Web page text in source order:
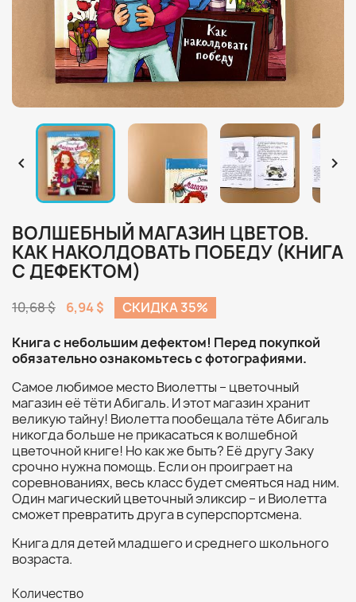
 
ВОЛШЕБНЫЙ МАГАЗИН ЦВЕТОВ.
КАК НАКОЛДОВАТЬ ПОБЕДУ (КНИГА
С ДЕФЕКТОМ)
10,68 $ 6,94 $
СКИДКА 35%
Книга с небольшим дефектом! Перед покупкой
обязательно ознакомьтесь с фотографиями.
Самое любимое место Виолетты – цветочный
магазин её тёти Абигаль. И этот магазин хранит
великую тайну! Виолетта пообещала тёте Абигаль
никогда больше не прикасаться к волшебной
цветочной книге! Но как же быть? Её другу Заку
срочно нужна помощь. Если он проиграет на
соревнованиях, весь класс будет смеяться над ним.
Один магический цветочный эликсир – и Виолетта
сможет превратить друга в суперспортсмена.
Книга для детей младшего и среднего школьного
возраста.
Количество